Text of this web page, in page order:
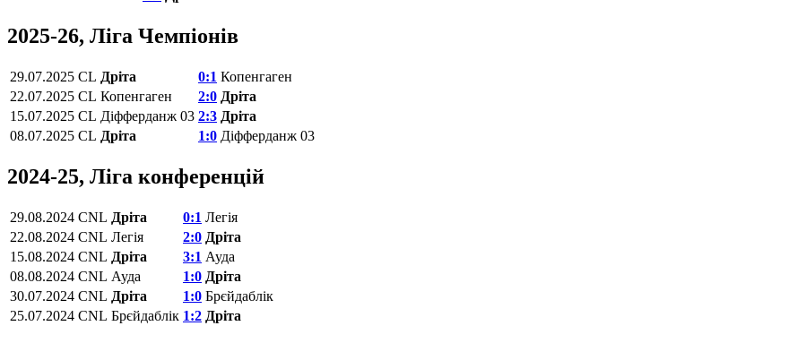
2025-26, Ліга Чемпіонів
29.07.2025 CL Дріта 0:1 Копенгаген
22.07.2025 CL Копенгаген 2:0 Дріта
15.07.2025 CL Діфферданж 03 2:3 Дріта
08.07.2025 CL Дріта 1:0 Діфферданж 03
2024-25, Ліга конференцій
29.08.2024 CNL Дріта 0:1 Легія
22.08.2024 CNL Легія 2:0 Дріта
15.08.2024 CNL Дріта 3:1 Ауда
08.08.2024 CNL Ауда 1:0 Дріта
30.07.2024 CNL Дріта 1:0 Брєйдаблік
25.07.2024 CNL Брєйдаблік 1:2 Дріта